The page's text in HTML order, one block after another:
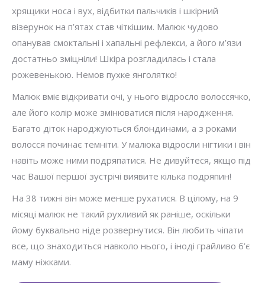
хрящики носа і вух, відбитки пальчиків і шкірний
візерунок на п’ятах став чіткішим. Малюк чудово
опанував смоктальні і хапальні рефлекси, а його м’язи
достатньо зміцніли! Шкіра розгладилась і стала
рожевенькою. Немов пухке янголятко!
Малюк вміє відкривати очі, у нього відросло волоссячко,
але його колір може змінюватися після народження.
Багато діток народжуються блондинами, а з роками
волосся починає темніти. У малюка відросли нігтики і він
навіть може ними подряпатися. Не дивуйтеся, якщо під
час Вашої першої зустрічі виявите кілька подряпин!
На 38 тижні він може менше рухатися. В цілому, на 9
місяці малюк не такий рухливий як раніше, оскільки
йому буквально ніде розвернутися. Він любить чіпати
все, що знаходиться навколо нього, і іноді грайливо б’є
маму ніжками.